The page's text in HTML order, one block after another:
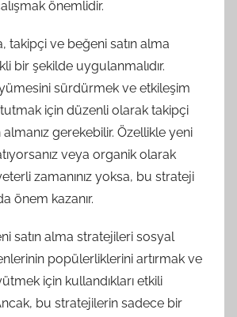
önemlidir.
takipçi ve beğeni satın alma
bir şekilde uygulanmalıdır.
sürdürmek ve etkileşim
tutmak için düzenli olarak takipçi
almanız gerekebilir. Özellikle yeni
veya organik olarak
zamanınız yoksa, bu strateji
önem kazanır.
satın alma stratejileri sosyal
popülerliklerini artırmak ve
için kullandıkları etkili
bu stratejilerin sadece bir